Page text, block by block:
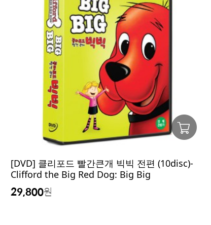
[DVD] 클리포드 빨간큰개 빅빅 전편 (10disc)-
Clifford the Big Red Dog: Big Big
29,800원